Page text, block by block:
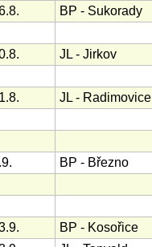
BP - Sukorady
JL - Jirkov
JL - Radimovice
BP - Březno
BP - Kosořice